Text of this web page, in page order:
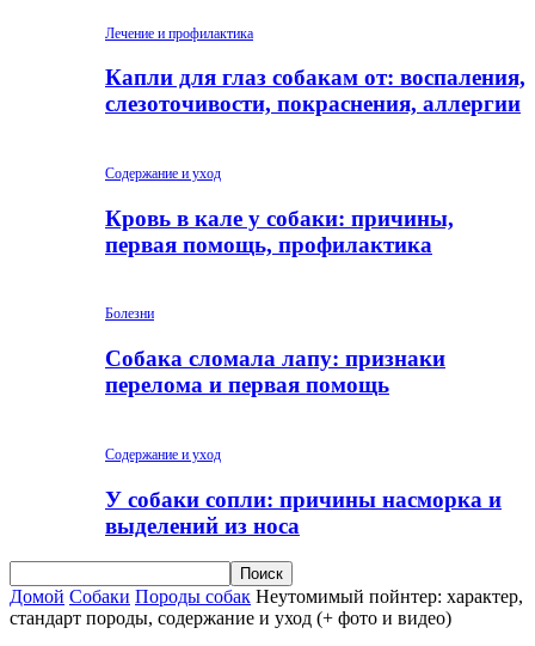
Лечение и профилактика
Капли для глаз собакам от: воспаления,
слезоточивости, покраснения, аллергии
Содержание и уход
Кровь в кале у собаки: причины,
первая помощь, профилактика
Болезни
Собака сломала лапу: признаки
перелома и первая помощь
Содержание и уход
У собаки сопли: причины насморка и
выделений из носа
Домой Собаки Породы собак Неутомимый пойнтер: характер,
стандарт породы, содержание и уход (+ фото и видео)